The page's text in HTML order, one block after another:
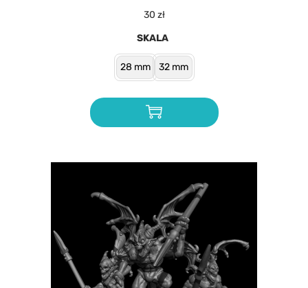
30 zł
SKALA
28 mm 32 mm